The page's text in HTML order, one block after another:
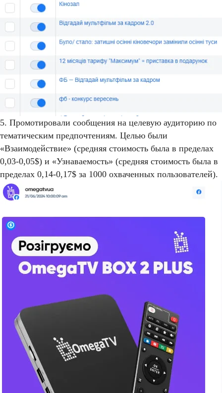
5. Промотировали сообщения на целевую аудиторию по
тематическим предпочтениям. Целью были
«Взаимодействие» (средняя стоимость была в пределах
0,03-0,05$) и «Узнаваемость» (средняя стоимость была в
пределах 0,14-0,17$ за 1000 охваченных пользователей).